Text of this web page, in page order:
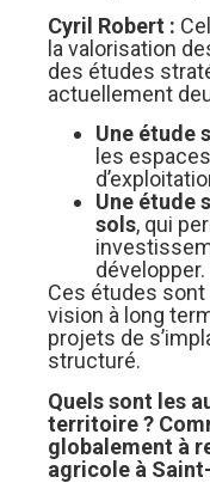
Cyril Robert :
la valorisation
des études
actuellement
Une étude
les
Une étude
sols, qui
développer.
Ces études
vision à long
projets de
structuré.
Quels sont les
territoire ?
globalement à
agricole à